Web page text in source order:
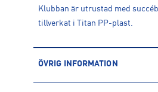
Klubban är utrustad med
tillverkat i Titan PP-plast.
ÖVRIG INFORMATION